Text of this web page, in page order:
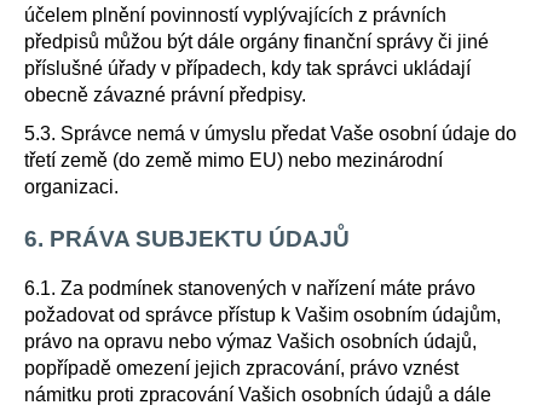
účelem plnění povinností vyplývajících z právních
předpisů můžou být dále orgány finanční správy či jiné
příslušné úřady v případech, kdy tak správci ukládají
obecně závazné právní předpisy.
5.3. Správce nemá v úmyslu předat Vaše osobní údaje do
třetí země (do země mimo EU) nebo mezinárodní
organizaci.
6. PRÁVA SUBJEKTU ÚDAJŮ
6.1. Za podmínek stanovených v nařízení máte právo
požadovat od správce přístup k Vašim osobním údajům,
právo na opravu nebo výmaz Vašich osobních údajů,
popřípadě omezení jejich zpracování, právo vznést
námitku proti zpracování Vašich osobních údajů a dále